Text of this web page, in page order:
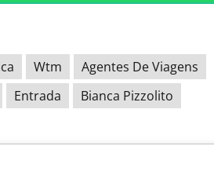
Wtm
Agentes De Viagens
Entrada Bianca Pizzolito